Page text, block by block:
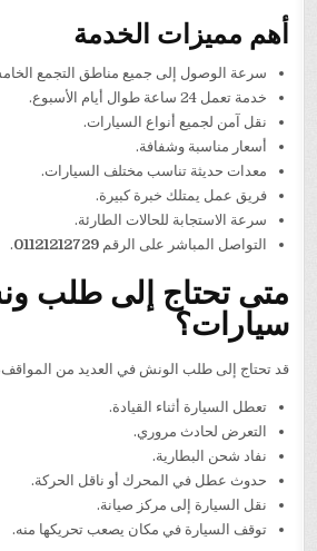
أهم مميزات الخدمة
سرعة الوصول إلى جميع مناطق التجمع
خدمة تعمل 24 ساعة طوال أيام الأسبوع.
نقل آمن لجميع أنواع السيارات.
أسعار مناسبة وشفافة.
معدات حديثة تناسب مختلف السيارات.
فريق عمل يمتلك خبرة كبيرة.
سرعة الاستجابة للحالات الطارئة.
التواصل المباشر على الرقم01121212729
.
متى تحتاج إلى طلب
سيارات؟
قد تحتاج إلى طلب الونش في العديد من
تعطل السيارة أثناء القيادة.
التعرض لحادث مروري.
نفاد شحن البطارية.
حدوث عطل في المحرك أو ناقل الحركة.
نقل السيارة إلى مركز صيانة.
توقف السيارة في مكان يصعب تحريكها منه.